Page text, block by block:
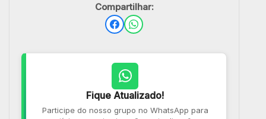
Compartilhar:
Fique Atualizado!
Participe do nosso grupo no WhatsApp para